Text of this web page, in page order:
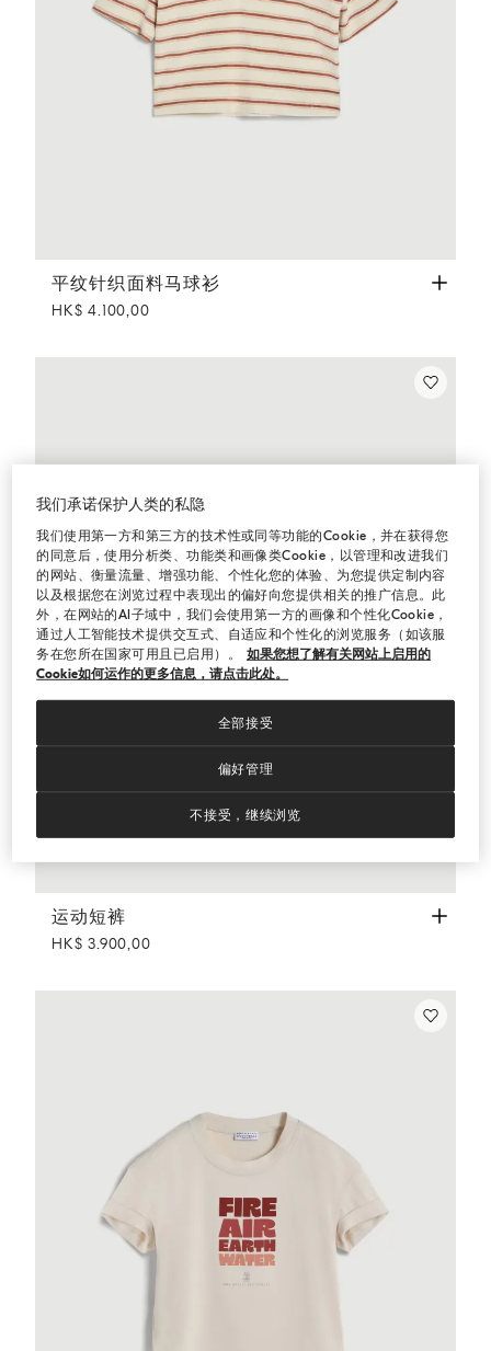
平纹针织面料马球衫 橙色
平纹针织面料马球衫
HK$ 4.100,00
运动短裤
运动短裤
HK$ 3.900,00
我们承诺保护人类的私隐
我们使用第一方和第三方的技术性或同等功能的Cookie，并在获得您
的同意后，使用分析类、功能类和画像类Cookie，以管理和改进我们
的网站、衡量流量、增强功能、个性化您的体验、为您提供定制内容
以及根据您在浏览过程中表现出的偏好向您提供相关的推广信息。此
外，在网站的AI子域中，我们会使用第一方的画像和个性化Cookie，
通过人工智能技术提供交互式、自适应和个性化的浏览服务（如该服
务在您所在国家可用且已启用）。
如果您想了解有关网站上启用的
Cookie如何运作的更多信息，请点击此处。
偏好管理
不接受，继续浏览
全部接受